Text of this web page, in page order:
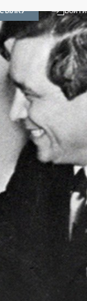
Войти